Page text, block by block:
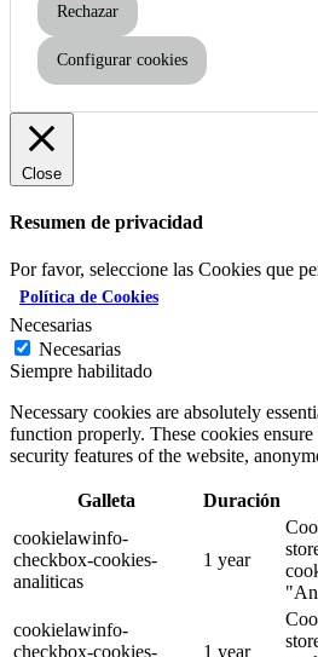
Rechazar
Configurar cookies
Close
Resumen de privacidad
Por favor, seleccione las Cookies que
Política de Cookies
Necesarias
Necesarias
Siempre habilitado
Necessary cookies are absolutely
function properly. These cookies
security features of the website,
Galleta Duración
cookielawinfo-
checkbox-cookies-
analiticas
1 year
cookielawinfo-
checkbox-cookies-
1 year